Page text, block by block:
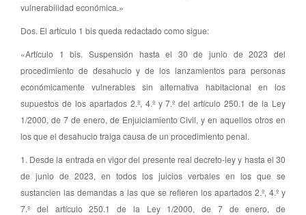
vulnerabilidad económica.»
Dos. El artículo 1 bis queda redactado como sigue:
«Artículo 1 bis. Suspensión hasta el 30 de junio de 2023 del
procedimiento de desahucio y de los lanzamientos para personas
económicamente vulnerables sin alternativa habitacional en los
supuestos de los apartados 2.º, 4.º y 7.º del artículo 250.1 de la Ley
1/2000, de 7 de enero, de Enjuiciamiento Civil, y en aquellos otros en
los que el desahucio traiga causa de un procedimiento penal.
1. Desde la entrada en vigor del presente real decreto-ley y hasta el 30
de junio de 2023, en todos los juicios verbales en los que se
sustancien las demandas a las que se refieren los apartados 2.º, 4.º y
7.º del artículo 250.1 de la Ley 1/2000, de 7 de enero, de